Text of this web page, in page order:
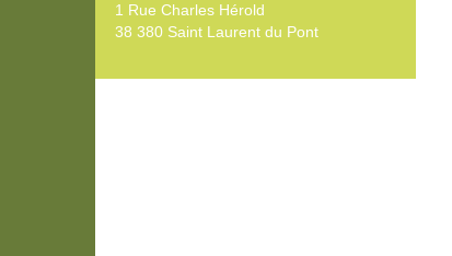
1 Rue Charles Hérold
38 380 Saint Laurent du Pont